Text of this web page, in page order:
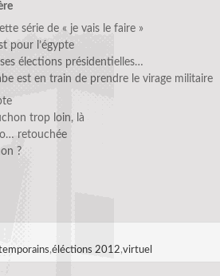
série de « je vais le faire »
pour l’égypte
élections présidentielles…
est en train de prendre le virage militaire
on trop loin, là
retouchée
?
,éléctions 2012,virtuel